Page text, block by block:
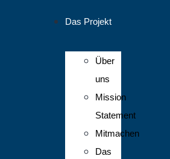
Das Projekt
Über
uns
Mission
Statement
Mitmachen
Das